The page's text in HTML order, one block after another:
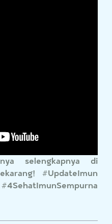
selengkapnya di
#UpdateImun